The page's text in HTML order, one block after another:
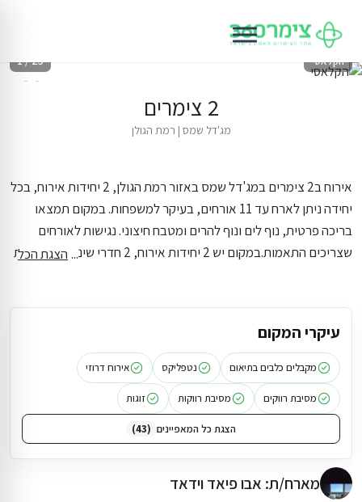
2 צימרים
מג'דל שמס | רמת הגולן
הקלאסי 1 / 25
מארח/ת: אבו פיאד וידאד
אירוח ב2 צימרים במג'דל שמס באזור רמת הגולן, 2 יחידות אירוח, בכל
יחידה ניתן לארח עד 11 אורחים, בעיקר למשפחות. במקום תמצאו
בריכה פרטית, נוף לים ונוף להרים ומטבח חיצוני. נגישות לאורחים
שצריכים התאמות.
במקום יש 2 יחידות אירוח, 2 חדרי שינה, 2 מקלחות
הצגת הכל
עיקרי המקום
מקבלים כלבים בתיאום נטפליקס אירוח דרוזי
מסיבת רווקים מסיבת רווקות זוגות
הצגת כל המאפיינים 43